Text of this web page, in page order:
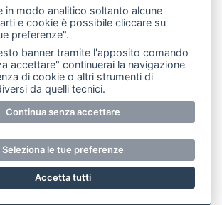
SCRIVICI
PER LA TUA PUBBLICITÀ
S.r.l. - Tutti i diritti riservati.
e pubblicazione anche
e immagini senza la
scritta dell'editore. RI Lecco
- Capitale sociale 10.329,14 €
in modo analitico soltanto alcune
e cookie è possibile cliccare su
preferenze".
banner tramite l'apposito comando
accettare" continuerai la navigazione
di cookie o altri strumenti di
da quelli tecnici.
Continua senza accettare
Seleziona le tue preferenze
Accetta tutti